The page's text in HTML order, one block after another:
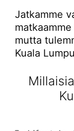
Jatkamme
mutta
Kuala